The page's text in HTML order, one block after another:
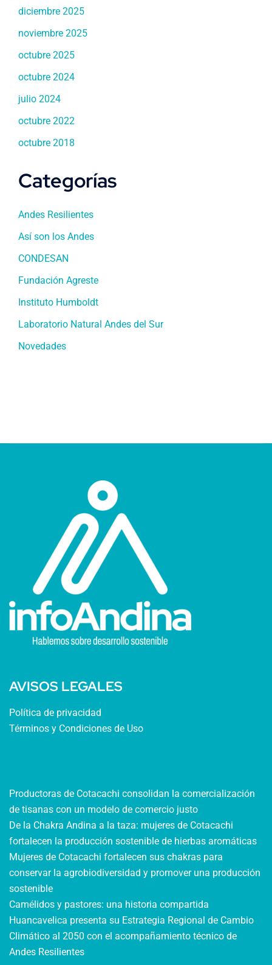
diciembre 2025
noviembre 2025
octubre 2025
octubre 2024
julio 2024
octubre 2022
octubre 2018
Categorías
Andes Resilientes
Así son los Andes
CONDESAN
Fundación Agreste
Instituto Humboldt
Laboratorio Natural Andes del Sur
Novedades
AVISOS LEGALES
Política de privacidad
Términos y Condiciones de Uso
Productoras de Cotacachi consolidan la comercialización
de tisanas con un modelo de comercio justo
De la Chakra Andina a la taza: mujeres de Cotacachi
fortalecen la producción sostenible de hierbas aromáticas
Mujeres de Cotacachi fortalecen sus chakras para
conservar la agrobiodiversidad y promover una producción
sostenible
Camélidos y pastores: una historia compartida
Huancavelica presenta su Estrategia Regional de Cambio
Climático al 2050 con el acompañamiento técnico de
Andes Resilientes